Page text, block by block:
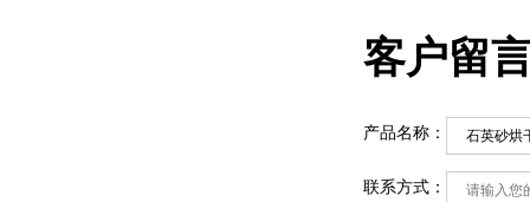
客户留
产品名称：
联系方式：